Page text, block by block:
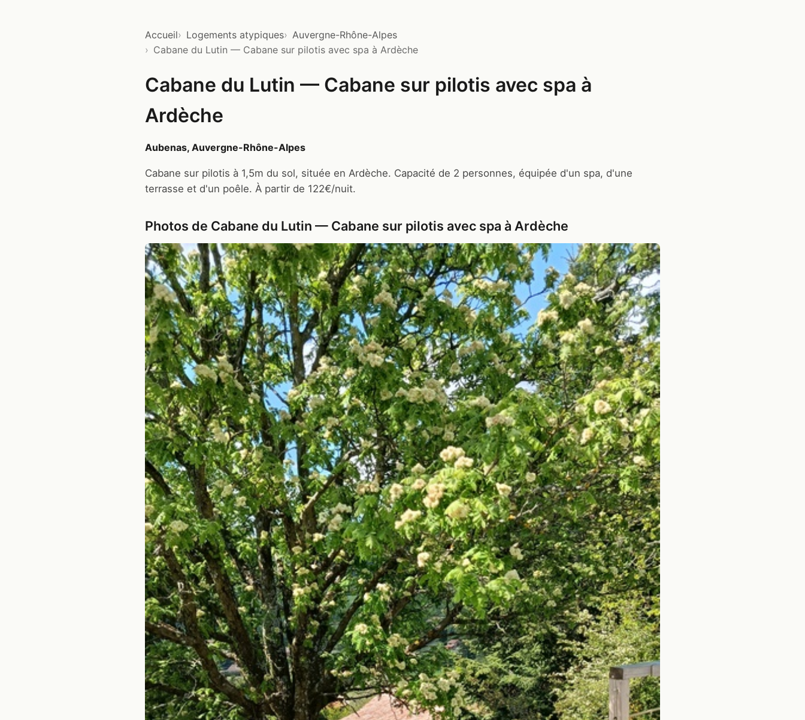
Accueil Logements atypiques
Auvergne-Rhône-Alpes
Cabane du Lutin — Cabane sur pilotis avec spa à Ardèche
Cabane du Lutin — Cabane sur pilotis avec spa à
Ardèche
Aubenas, Auvergne-Rhône-Alpes
Cabane sur pilotis à 1,5m du sol, située en Ardèche. Capacité de 2 personnes, équipée d'un spa, d'une
terrasse et d'un poêle. À partir de 122€/nuit.
Photos de Cabane du Lutin — Cabane sur pilotis avec spa à Ardèche